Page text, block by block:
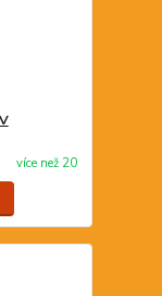
více než 20